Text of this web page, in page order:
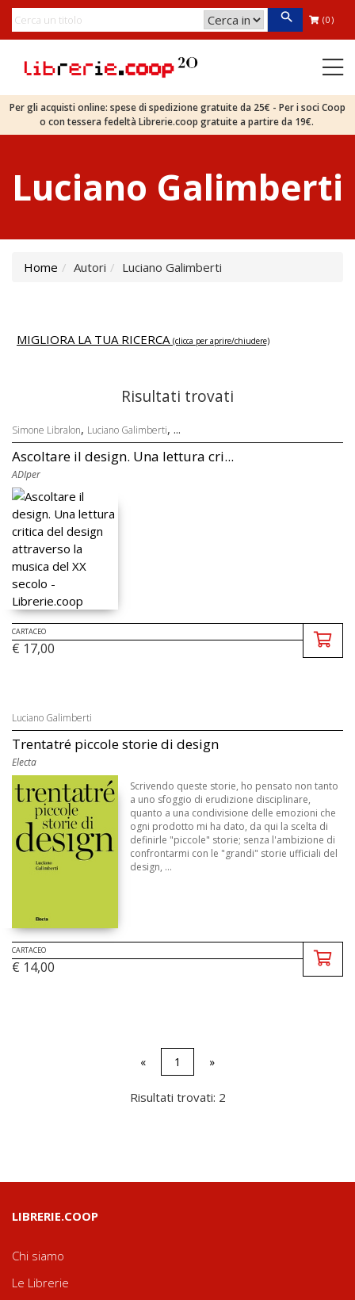
(0)
Per gli acquisti online: spese di spedizione gratuite da 25€ - Per i soci Coop
o con tessera fedeltà Librerie.coop gratuite a partire da 19€.
Luciano Galimberti
Home Autori Luciano Galimberti
MIGLIORA LA TUA RICERCA (clicca per aprire/chiudere)
Risultati trovati
Simone Libralon, Luciano Galimberti, ...
Ascoltare il design. Una lettura cri...
ADIper
CARTACEO
€ 17,00
Luciano Galimberti
Trentatré piccole storie di design
Electa
Scrivendo queste storie, ho pensato non tanto
a uno sfoggio di erudizione disciplinare,
quanto a una condivisione delle emozioni che
ogni prodotto mi ha dato, da qui la scelta di
definirle "piccole" storie; senza l'ambizione di
confrontarmi con le "grandi" storie ufficiali del
design, ...
CARTACEO
€ 14,00
« 1 »
Risultati trovati: 2
LIBRERIE.COOP
Chi siamo
Le Librerie